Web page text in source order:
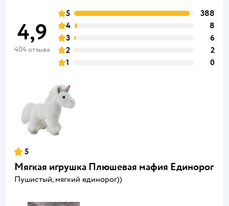
4,9
404 отзыва
5
388
4
8
3
6
2
2
1
0
5
Мягкая игрушка Плюшевая мафия Единорог
Пушистый, мягкий единорог))